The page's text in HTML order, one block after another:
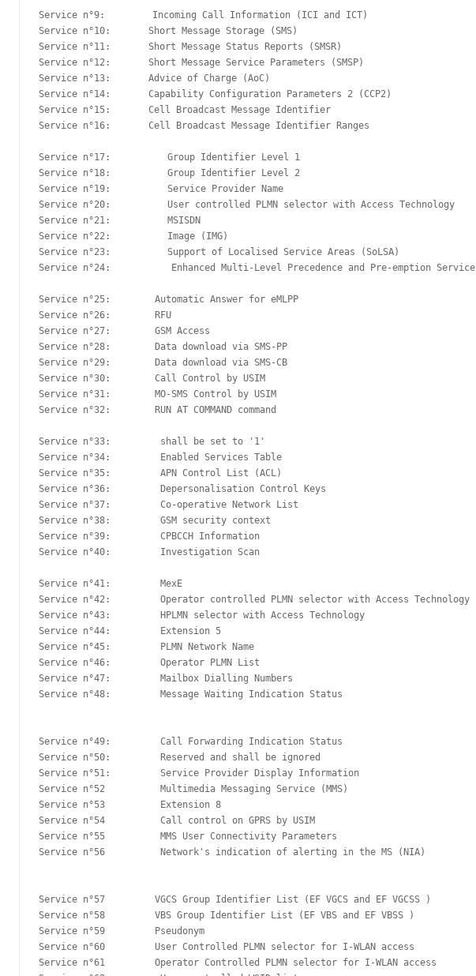
Service n°9:　　　　　Incoming Call Information (ICI and ICT)
Service n°10:　　　　Short Message Storage (SMS)
Service n°11:　　　　Short Message Status Reports (SMSR)
Service n°12:　　　　Short Message Service Parameters (SMSP)
Service n°13:　　　　Advice of Charge (AoC)
Service n°14:　　　　Capability Configuration Parameters 2 (CCP2)
Service n°15:　　　　Cell Broadcast Message Identifier
Service n°16:　　　　Cell Broadcast Message Identifier Ranges
Service n°17:　　　　　　Group Identifier Level 1
Service n°18:　　　　　　Group Identifier Level 2
Service n°19:　　　　　　Service Provider Name
Service n°20:　　　　　　User controlled PLMN selector with Access Technology
Service n°21:　　　　　　MSISDN
Service n°22:　　　　　　Image (IMG)
Service n°23:　　　　　　Support of Localised Service Areas (SoLSA)
Service n°24:           Enhanced Multi-Level Precedence and Pre-emption Service
Service n°25:        Automatic Answer for eMLPP
Service n°26:        RFU
Service n°27:        GSM Access
Service n°28:        Data download via SMS-PP
Service n°29:        Data download via SMS-CB
Service n°30:        Call Control by USIM
Service n°31:        MO-SMS Control by USIM
Service n°32:        RUN AT COMMAND command
Service n°33:         shall be set to '1'
Service n°34:         Enabled Services Table
Service n°35:         APN Control List (ACL)
Service n°36:         Depersonalisation Control Keys
Service n°37:         Co-operative Network List
Service n°38:         GSM security context
Service n°39:         CPBCCH Information
Service n°40:         Investigation Scan
Service n°41:         MexE
Service n°42:         Operator controlled PLMN selector with Access Technology
Service n°43:         HPLMN selector with Access Technology
Service n°44:         Extension 5
Service n°45:         PLMN Network Name
Service n°46:         Operator PLMN List
Service n°47:         Mailbox Dialling Numbers
Service n°48:         Message Waiting Indication Status
Service n°49:         Call Forwarding Indication Status
Service n°50:         Reserved and shall be ignored
Service n°51:         Service Provider Display Information
Service n°52          Multimedia Messaging Service (MMS)
Service n°53          Extension 8
Service n°54          Call control on GPRS by USIM
Service n°55          MMS User Connectivity Parameters
Service n°56          Network's indication of alerting in the MS (NIA)
Service n°57         VGCS Group Identifier List (EF VGCS and EF VGCSS )
Service n°58         VBS Group Identifier List (EF VBS and EF VBSS )
Service n°59         Pseudonym
Service n°60         User Controlled PLMN selector for I-WLAN access
Service n°61         Operator Controlled PLMN selector for I-WLAN access